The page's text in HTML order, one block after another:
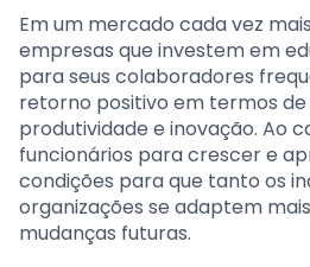
Em um mercado cada vez
empresas que investem em
para seus colaboradores
retorno positivo em termos de
produtividade e inovação. Ao
funcionários para crescer e
condições para que tanto os
organizações se adaptem
mudanças futuras.